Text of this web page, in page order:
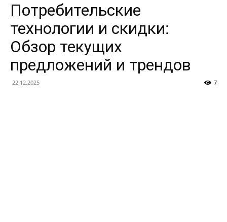
Технологии,
финансы
Потребительские
технологии и скидки:
Обзор текущих
предложений и трендов
22.12.2025 7